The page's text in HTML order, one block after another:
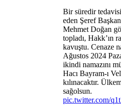
Bir süredir
eden Şeref
Mehmet Doğan
topladı, Hakk’ın
kavuştu. Cenaze
Ağustos 2024
ikindi namazını
Hacı Bayram-ı
kılınacaktır.
sağolsun.
pic.twitter.com/